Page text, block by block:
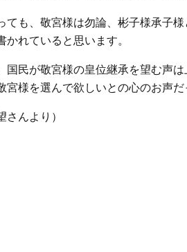
ても、敬宮様は勿論、彬子様承子
かれていると思います。
国民が敬宮様の皇位継承を望む声
宮様を選んで欲しいとの心のお声だ
さんより）